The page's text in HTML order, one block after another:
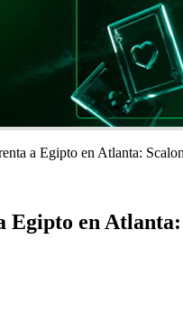
a Egipto en Atlanta:
Egipto en